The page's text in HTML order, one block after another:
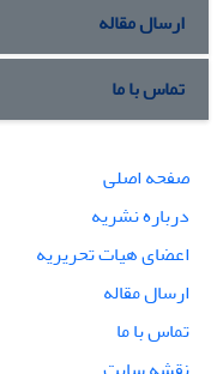
ارسال مقاله
تماس با ما
صفحه اصلی
درباره نشریه
اعضای هیات تحریریه
ارسال مقاله
تماس با ما